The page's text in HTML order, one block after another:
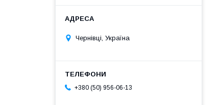
Чернівці, Україна
+380 (50) 956-06-13